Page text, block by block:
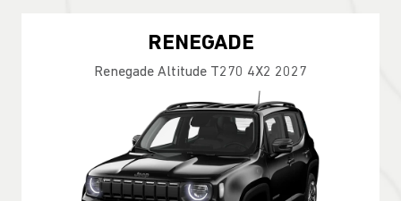
RENEGADE
Renegade Altitude T270 4X2 2027